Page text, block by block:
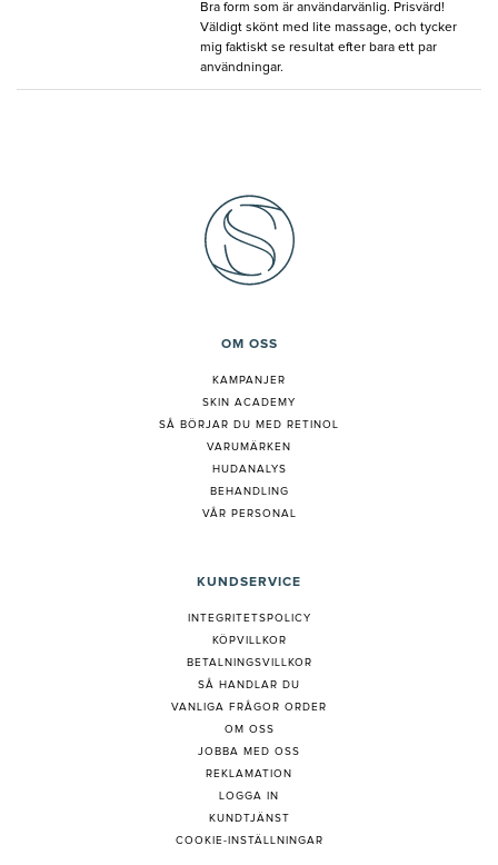
Bra form som är användarvänlig. Prisvärd!
Väldigt skönt med lite massage, och tycker
mig faktiskt se resultat efter bara ett par
användningar.
OM OSS
KAMPANJER
SKIN ACADEMY
SÅ BÖRJAR DU MED RETINOL
VARUMÄRKEN
HUDANALYS
BEHANDLING
VÅR PERSONAL
KUNDSERVICE
INTEGRITETSPOLICY
KÖPVILLKOR
BETALNINGSVILLKOR
SÅ HANDLAR DU
VANLIGA FRÅGOR ORDER
OM OSS
JOBBA MED OSS
REKLAMATION
LOGGA IN
KUNDTJÄNST
COOKIE-INSTÄLLNINGAR